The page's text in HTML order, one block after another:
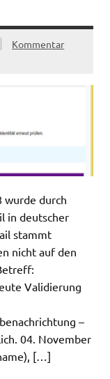
Kommentar
wurde durch
in deutscher
stammt
nicht auf den
Validierung
–
04. November
[…]